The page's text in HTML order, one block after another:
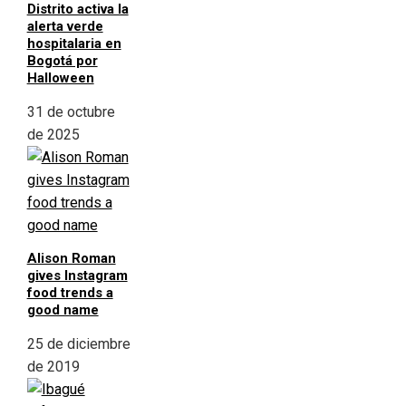
Distrito activa la
alerta verde
hospitalaria en
Bogotá por
Halloween
31 de octubre
de 2025
Alison Roman
gives Instagram
food trends a
good name
25 de diciembre
de 2019